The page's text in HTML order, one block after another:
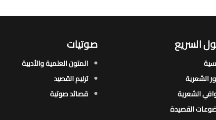
السريع
الشعرية​
الشعرية​
القصيدة​
صوتيات
المتون العلمية والأدبية
ترنيم القصيد
قصائد صوتية